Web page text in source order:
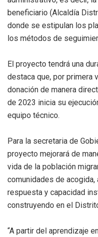
beneficiario (Alcaldía
donde se estipulan los
los métodos de
El proyecto tendrá una
destaca que, por primera
donación de manera
de 2023 inicia su
equipo técnico.
Para la secretaria de
proyecto mejorará de
vida de la población
comunidades de
respuesta y capacidad
construyendo en el
“A partir del aprendizaje